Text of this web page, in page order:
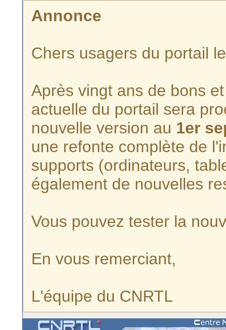
Annonce
Chers usagers du portail
Après vingt ans de bons
actuelle du portail sera
nouvelle version au 1er
une refonte complète de
supports (ordinateurs,
également de nouvelles
Vous pouvez tester la
En vous remerciant,
L'équipe du CNRTL